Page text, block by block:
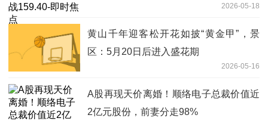
2026-05-18
黄山千年迎客松开花如披“黄金甲”，景
区：5月20日后进入盛花期
2026-05-16
A股再现天价离婚！顺络电子总裁价值近
2亿元股份，前妻分走98%